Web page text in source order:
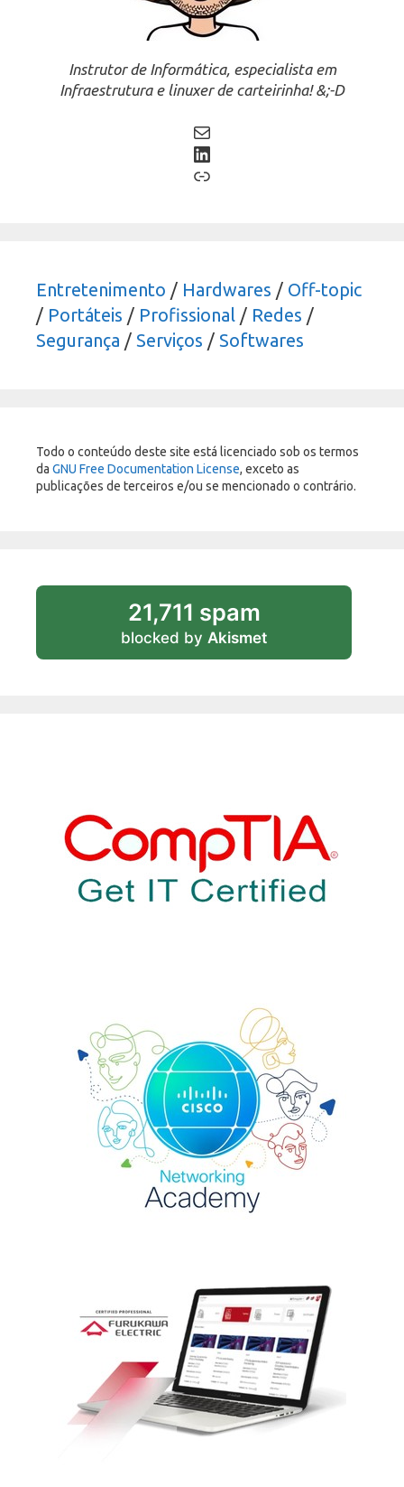
Instrutor de Informática, especialista em
Infraestrutura e linuxer de carteirinha! &;-D
Mail
LinkedIn
Link
Entretenimento / Hardwares / Off-topic
/ Portáteis / Profissional / Redes /
Segurança / Serviços / Softwares
Todo o conteúdo deste site está licenciado sob os termos
da GNU Free Documentation License, exceto as
publicações de terceiros e/ou se mencionado o contrário.
21,711 spam
blocked by Akismet